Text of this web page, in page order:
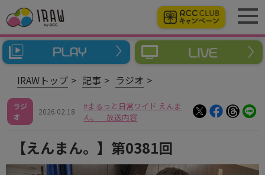
IRAWトップ 記事 ラジオ
ラジ
オ
2026.02.18
まるっと日常ワイド えんま
ん。 放送内容
【えんまん。】第0381回